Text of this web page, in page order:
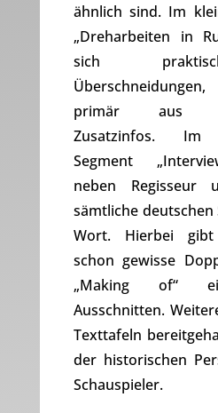
ähnlich sind. Im
„Dreharbeiten in
sich
primär aus
Zusatzinfos. Im
Segment
neben Regisseur
sämtliche deutschen
Wort. Hierbei
schon gewisse
„Making of“
Ausschnitten.
Texttafeln
der historischen
Schauspieler.